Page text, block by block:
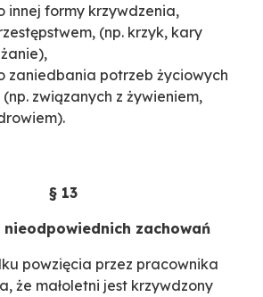
innej formy krzywdzenia,
(np. krzyk, kary
zaniedbania potrzeb życiowych
związanych z żywieniem,
§ 13
nieodpowiednich zachowań
powzięcia przez pracownika
że małoletni jest krzywdzony